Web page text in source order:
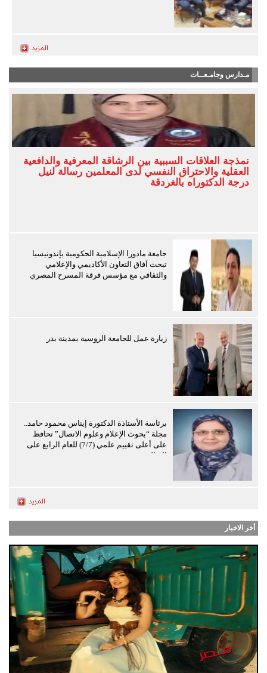
مـدارس وجامـعــات
نمذجة العلاقات السببية بين الرشاقة المعرفية والدافعية
العقلية والاحتراق النفسي لدى المعلمين رسالة لنيل
درجة الدكتوراه بالغردقة
جامعة مادورا الإسلامية الحكومية بإندونيسيا
تبحث آفاق التعاون الأكاديمي والإعلامي
والثقافي مع مؤسس فرقة المسرح المصري
زيارة عمل للجامعة الروسية بمدينة بدر
برئاسة الأستاذة الدكتورة إيناس محمود حامد..
مجلة “بحوث الإعلام وعلوم الاتصال” تحافظ
على أعلى تقييم علمي (7/7) للعام الرابع على
التوالي
أخر الاخبار